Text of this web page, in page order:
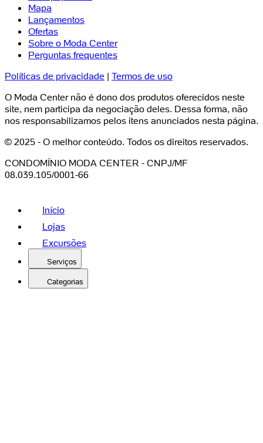
Mapa
Lançamentos
Ofertas
Sobre o Moda Center
Perguntas frequentes
Políticas de privacidade | Termos de uso
O Moda Center não é dono dos produtos oferecidos neste
site, nem participa da negociação deles. Dessa forma, não
nos responsabilizamos pelos itens anunciados nesta página.
© 2025 - O melhor conteúdo. Todos os direitos reservados.
CONDOMÍNIO MODA CENTER - CNPJ/MF
08.039.105/0001-66
Início
Lojas
Excursões
Serviços
Categorias